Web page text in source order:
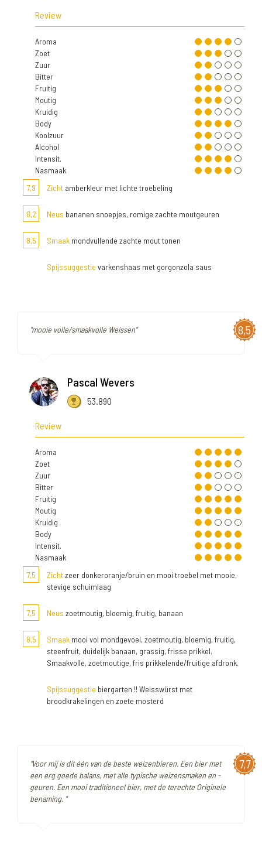
Review
Aroma
Zoet
Zuur
Bitter
Fruitig
Moutig
Kruidig
Body
Koolzuur
Alcohol
Intensit.
Nasmaak
7,9
Zicht amberkleur met lichte troebeling
8,2 Neus bananen snoepjes, romige zachte moutgeuren
8,5 Smaak mondvullende zachte mout tonen
Spijssuggestie varkenshaas met gorgonzola saus
8,5
"mooie volle/smaakvolle Weissen"
Pascal Wevers
53.890
Review
Aroma
Zoet
Zuur
Bitter
Fruitig
Moutig
Kruidig
Body
Intensit.
Nasmaak
7,5
Zichtzeer donkeroranje/bruin en mooi troebel met mooie,
stevige schuimlaag
7,5 Neus zoetmoutig, bloemig, fruitig, banaan
8,5 Smaak mooi vol mondgevoel, zoetmoutig, bloemig, fruitig,
steenfruit, duidelijk banaan, grassig, frisse prikkel.
Smaakvolle, zoetmoutige, fris prikkelende/fruitige afdronk.
Spijssuggestie biergarten !! Weisswürst met
broodkrakelingen en zoete mosterd
7,7
"Voor mij is dit één van de beste weizenbieren. Een bier met
een erg goede balans, met alle typische weizensmaken en -
geuren. Een mooi traditioneel bier, met de terechte Originele
benaming. "